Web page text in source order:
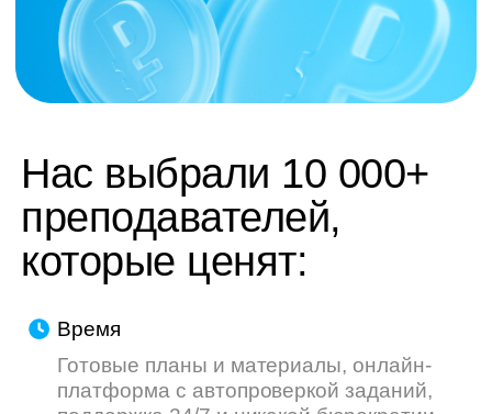
труду — мы делаем всё, чтобы ваш опыт
был приятнее